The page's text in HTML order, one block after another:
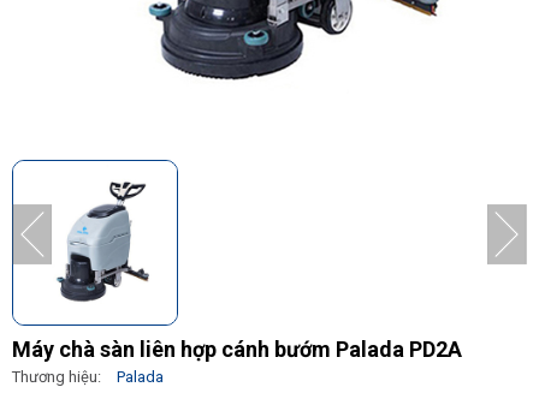
Máy chà sàn liên hợp cánh bướm Palada PD2A
Thương hiệu: Palada